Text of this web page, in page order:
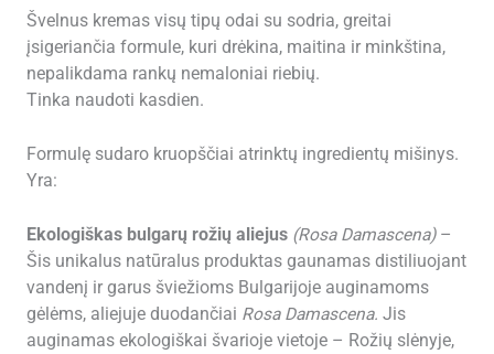
Švelnus kremas visų tipų odai su sodria, greitai
įsigeriančia formule, kuri drėkina, maitina ir minkština,
nepalikdama rankų nemaloniai riebių.
Tinka naudoti kasdien.
Formulę sudaro kruopščiai atrinktų ingredientų mišinys.
Yra:
Ekologiškas bulgarų rožių aliejus (Rosa Damascena)–
Šis unikalus natūralus produktas gaunamas distiliuojant
vandenį ir garus šviežioms Bulgarijoje auginamoms
gėlėms, aliejuje duodančiai Rosa Damascena. Jis
auginamas ekologiškai švarioje vietoje – Rožių slėnyje,